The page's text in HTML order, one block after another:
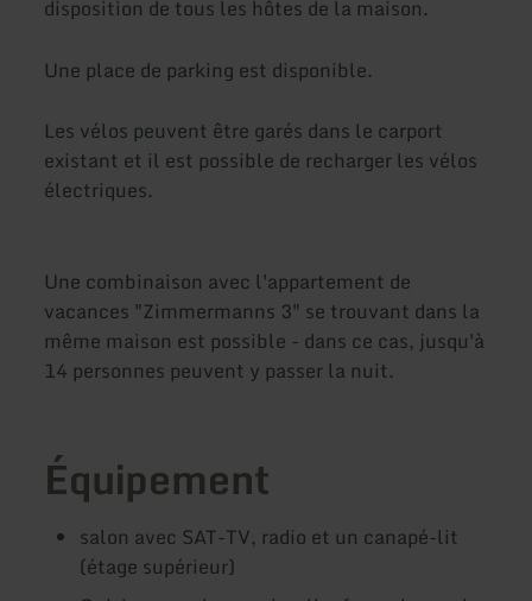
disposition de tous les hôtes de la maison.
Une place de parking est disponible.
Les vélos peuvent être garés dans le carport
existant et il est possible de recharger les vélos
électriques.
Une combinaison avec l'appartement de
vacances "Zimmermanns 3" se trouvant dans la
même maison est possible - dans ce cas, jusqu'à
14 personnes peuvent y passer la nuit.
Équipement
salon avec SAT-TV, radio et un canapé-lit
(étage supérieur)